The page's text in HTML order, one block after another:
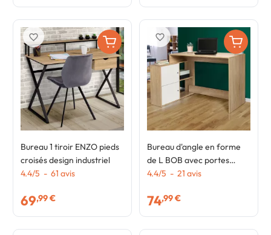
Bureau 1 tiroir ENZO pieds
croisés design industriel
4.4/5 - 61 avis
69,99 €
favorite_border
Bureau d'angle en forme
de L BOB avec portes
façon hêtre et blanc
4.4/5 - 21 avis
74,99 €
favorite_border